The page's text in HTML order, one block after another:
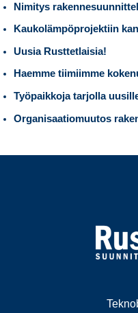
Nimitys
Kaukolämpöprojektiin
Uusia Rusttetlaisia!
Haemme tiimiimme
Työpaikkoja tarjolla
Organisaatiomuutos